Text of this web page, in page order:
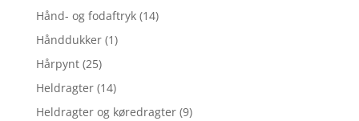
Hånd- og fodaftryk (14)
Hånddukker (1)
Hårpynt (25)
Heldragter (14)
Heldragter og køredragter (9)